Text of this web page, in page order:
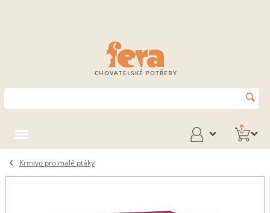
CHOVATELSKÉ POTŘEBY
0
Krmivo pro malé ptáky